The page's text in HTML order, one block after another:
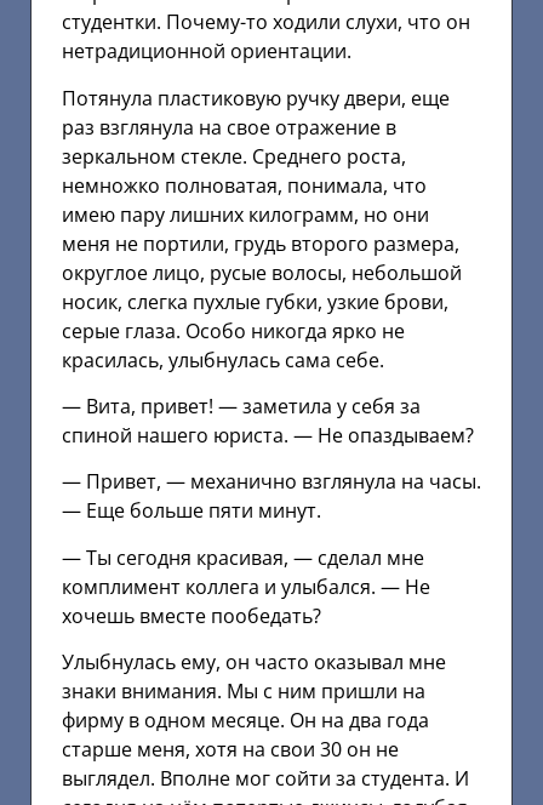
студентки. Почему-то ходили слухи, что он
нетрадиционной ориентации.
Потянула пластиковую ручку двери, еще
раз взглянула на свое отражение в
зеркальном стекле. Среднего роста,
немножко полноватая, понимала, что
имею пару лишних килограмм, но они
меня не портили, грудь второго размера,
округлое лицо, русые волосы, небольшой
носик, слегка пухлые губки, узкие брови,
серые глаза. Особо никогда ярко не
красилась, улыбнулась сама себе.
— Вита, привет! — заметила у себя за
спиной нашего юриста. — Не опаздываем?
— Привет, — механично взглянула на часы.
— Еще больше пяти минут.
— Ты сегодня красивая, — сделал мне
комплимент коллега и улыбался. — Не
хочешь вместе пообедать?
Улыбнулась ему, он часто оказывал мне
знаки внимания. Мы с ним пришли на
фирму в одном месяце. Он на два года
старше меня, хотя на свои 30 он не
выглядел. Вполне мог сойти за студента. И